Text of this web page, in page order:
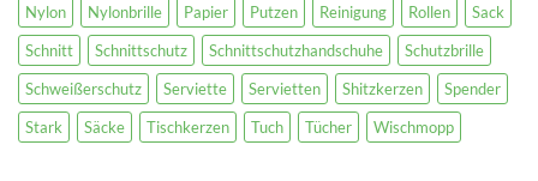
Nylon
Nylonbrille Papier Putzen Reinigung Rollen
Sack
Schnitt
Schnittschutz Schnittschutzhandschuhe
Schutzbrille
Schweißerschutz
Serviette Servietten Shitzkerzen
Spender
Stark
Säcke Tischkerzen Tuch Tücher Wischmopp